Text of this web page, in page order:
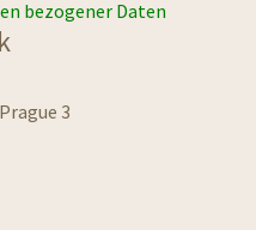
bezogener Daten
3